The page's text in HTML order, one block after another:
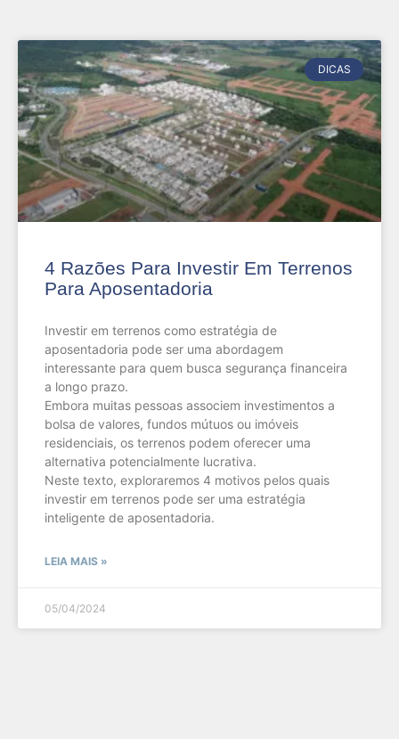
DICAS
4 Razões Para Investir Em Terrenos
Para Aposentadoria
Investir em terrenos como estratégia de
aposentadoria pode ser uma abordagem
interessante para quem busca segurança financeira
a longo prazo.
Embora muitas pessoas associem investimentos a
bolsa de valores, fundos mútuos ou imóveis
residenciais, os terrenos podem oferecer uma
alternativa potencialmente lucrativa.
Neste texto, exploraremos 4 motivos pelos quais
investir em terrenos pode ser uma estratégia
inteligente de aposentadoria.
LEIA MAIS »
05/04/2024